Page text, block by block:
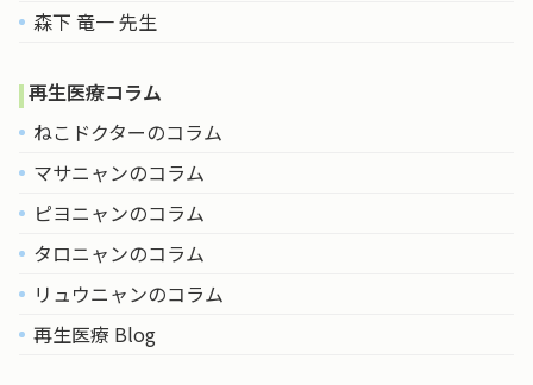
森下 竜一 先生
再生医療コラム
ねこドクターのコラム
マサニャンのコラム
ピヨニャンのコラム
タロニャンのコラム
リュウニャンのコラム
再生医療 Blog